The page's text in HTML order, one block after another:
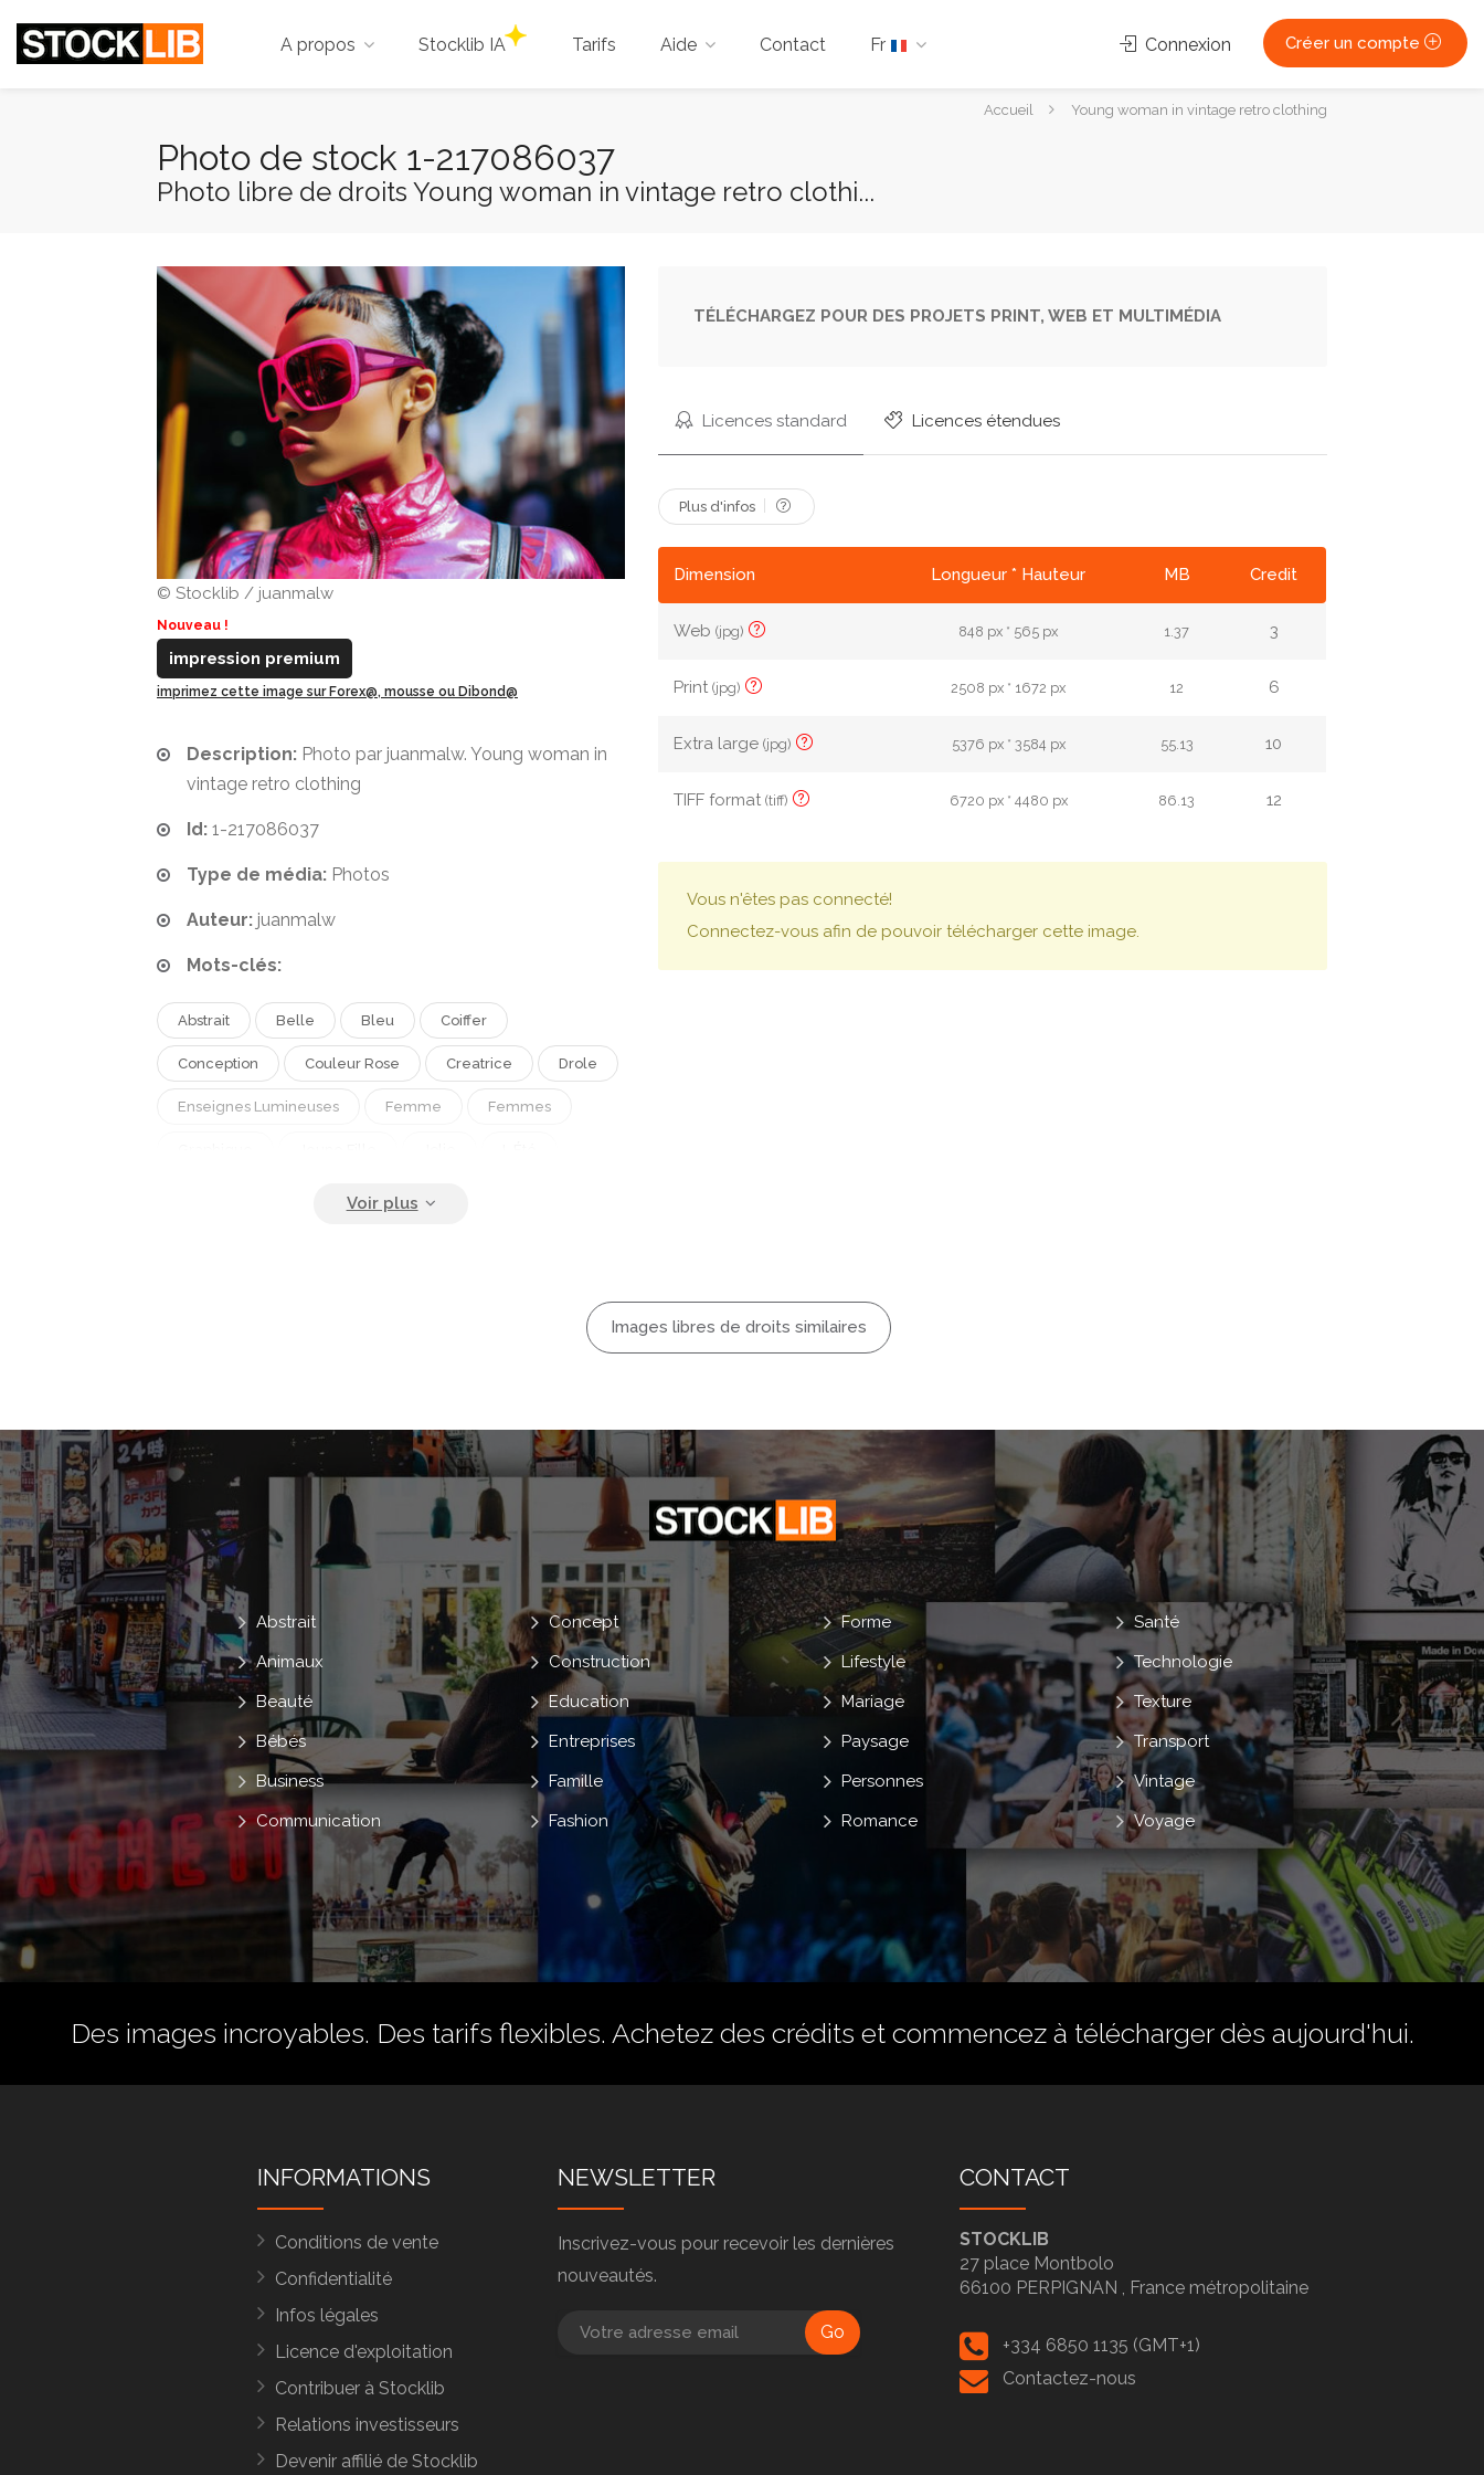
A propos Stocklib IA Tarifs Aide Contact Fr Connexion Créer un compte
VousAccueil Young woman in vintage retro clothing
Photo de stock 1-217086037
Photo libre de droits Young woman in vintage retro clothi...
© Stocklib / juanmalw
Nouveau !
impression premium
imprimez cette image sur Forex@, mousse ou Dibond@
Description: Photo par juanmalw. Young woman in
vintage retro clothing
Id: 1-217086037
Type de média: Photos
Auteur: juanmalw
Mots-clés:
Abstrait Belle Bleu Coiffer
Conception Couleur Rose Creatrice Drole
Enseignes Lumineuses Femme Femmes
TÉLÉCHARGEZ POUR DES PROJETS PRINT, WEB ET MULTIMÉDIA
Licences standard Licences étendues
Plus d'infos
Dimension Longueur * Hauteur MB Credit
Web(jpg) 848 px * 565 px 1.37 3
Print(jpg) 2508 px * 1672 px 12 6
Extra large(jpg) 5376 px * 3584 px 55.13 10
TIFF format(tiff) 6720 px * 4480 px 86.13 12
Vous n'êtes pas connecté!
Connectez-vous afin de pouvoir télécharger cette image.
Images libres de droits similaires
Abstrait
Animaux
Beauté
Bébés
Business
Communication
Concept
Construction
Education
Entreprises
Famille
Fashion
Forme
Lifestyle
Mariage
Paysage
Personnes
Romance
Santé
Technologie
Texture
Transport
Vintage
Voyage
Des images incroyables. Des tarifs flexibles. Achetez des crédits et commencez à télécharger dès aujourd'hui.
INFORMATIONS
Conditions de vente
Confidentialité
Infos légales
Licence d'exploitation
Contribuer à Stocklib
Relations investisseurs
Devenir affilié de Stocklib
NEWSLETTER
Inscrivez-vous pour recevoir les dernières
nouveautés.
Go
CONTACT
STOCKLIB
27 place Montbolo
66100 PERPIGNAN , France métropolitaine
+334 6850 1135 (GMT+1)
Contactez-nous